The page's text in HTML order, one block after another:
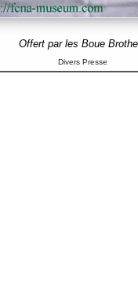
Offert par les Boue
Divers Presse